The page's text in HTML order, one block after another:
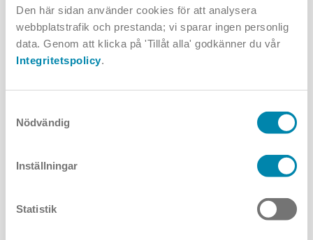
Den här sidan använder cookies för att analysera
webbplatstrafik och prestanda; vi sparar ingen personlig
data. Genom att klicka på 'Tillåt alla' godkänner du vår
Integritetspolicy.
Nödvändig
Inställningar
Statistik
Gör klart din armatur
Det finns många valmöjligheter och lösningar för denna
kanske ljusfiler eller montageanvisningar - och väljer rätt
Har du frågor om produkten? Skriv till oss.